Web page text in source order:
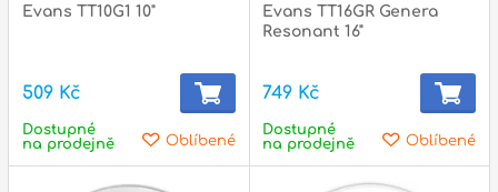
Evans TT10G1 10"
509 Kč
Oblíbené
Dostupné
na prodejně
Evans TT16GR Genera
Resonant 16"
749 Kč
Oblíbené
Dostupné
na prodejně